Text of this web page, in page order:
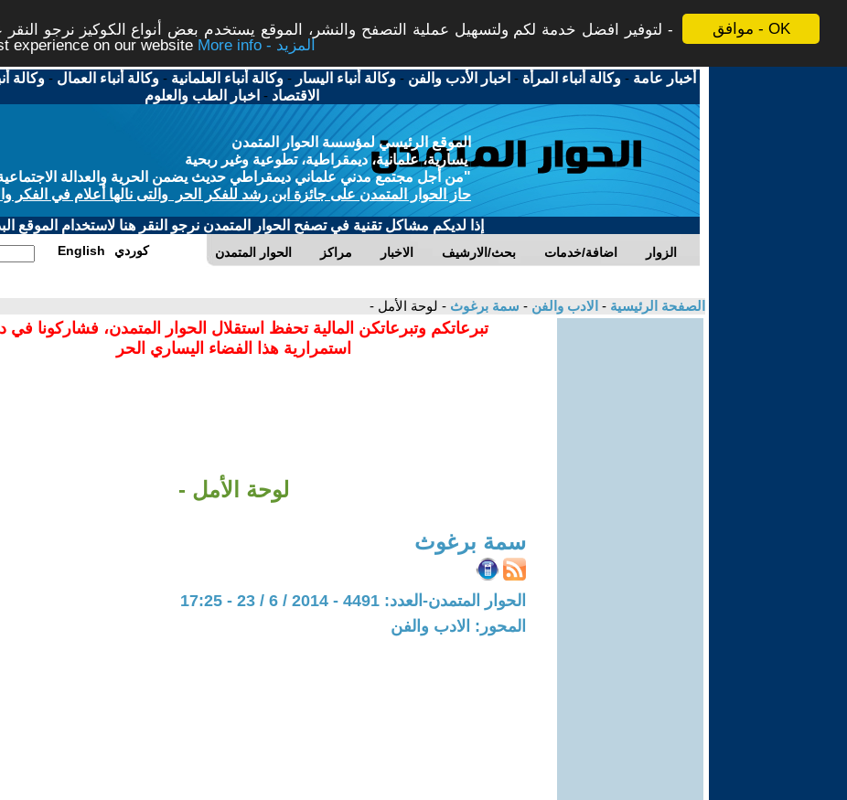
موافق - OK
لتوفير افضل خدمة لكم ولتسهيل عملية التصفح والنشر، الموقع يستخدم بعض أنواع الكوكيز نرجو
experience on our website
More info - المزيد
أخبار عامة -وكالة أنباء المرأة - اخبار الأدب والفن -وكالة أنباء اليسار -وكالة أنباء العلمانية -وكالة أنباء العمال -وكالة
الاقتصاد - اخبار الطب والعلوم
الموقع الرئيسي لمؤسسة الحوار المتمدن
يسارية، علمانية، ديمقراطية، تطوعية وغير ربحية
"من أجل مجتمع مدني علماني ديمقراطي حديث يضمن الحرية والعدالة
حاز الحوار المتمدن على جائزة ابن رشد للفكر الحر والتى نالها أعلام في الفكر
إذا لديكم مشاكل تقنية في تصفح الحوار المتمدن نرجو النقر هنا لاستخدام الموقع
الحوار المتمدن مراكز الاخبار بحث/الارشيف اضافة/خدمات الزوار English كوردي
الصفحة الرئيسية - الادب والفن - سمة برغوث - لوحة الأمل -
تبرعاتكم وتبرعاتكن المالية تحفظ استقلال الحوار المتمدن، فشاركونا في
استمرارية هذا الفضاء اليساري الحر
لوحة الأمل -
سمة برغوث
الحوار المتمدن-العدد: 4491 - 2014 / 6 / 23 - 17:25
المحور: الادب والفن